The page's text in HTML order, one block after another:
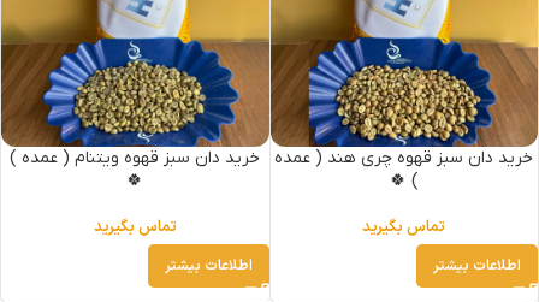
خرید دان سبز قهوه چری هند ( عمده
) 🍀
تماس بگیرید
اطلاعات بیشتر
خرید دان سبز قهوه ویتنام ( عمده )
🍀
تماس بگیرید
اطلاعات بیشتر